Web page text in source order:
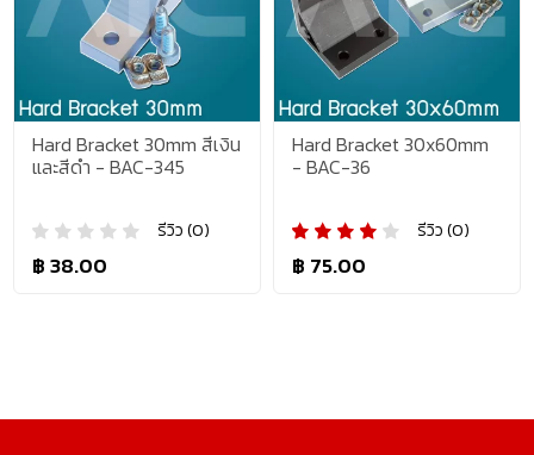
Hard Bracket 30mm สีเงิน
และสีดำ - BAC-345
รีวิว (0)
฿ 38.00
Hard Bracket 30x60mm
- BAC-36
รีวิว (0)
฿ 75.00